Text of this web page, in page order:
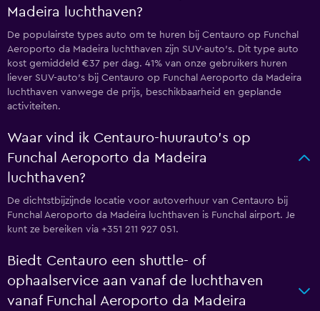
Madeira luchthaven?
De populairste types auto om te huren bij Centauro op Funchal
Aeroporto da Madeira luchthaven zijn SUV-auto's. Dit type auto
kost gemiddeld €37 per dag. 41% van onze gebruikers huren
liever SUV-auto's bij Centauro op Funchal Aeroporto da Madeira
luchthaven vanwege de prijs, beschikbaarheid en geplande
activiteiten.
Waar vind ik Centauro-huurauto's op
Funchal Aeroporto da Madeira
luchthaven?
De dichtstbijzijnde locatie voor autoverhuur van Centauro bij
Funchal Aeroporto da Madeira luchthaven is Funchal airport. Je
kunt ze bereiken via +351 211 927 051.
Biedt Centauro een shuttle- of
ophaalservice aan vanaf de luchthaven
vanaf Funchal Aeroporto da Madeira